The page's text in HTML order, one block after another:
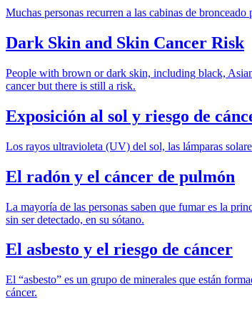
Muchas personas recurren a las cabinas de
Dark Skin and Skin Cancer Risk
People with brown or dark skin, including black,
cancer but there is still a risk.
Exposición al sol y riesgo de
Los rayos ultravioleta (UV) del sol, las lámparas
El radón y el cáncer de pulmón
La mayoría de las personas saben que fumar es la
sin ser detectado, en su sótano.
El asbesto y el riesgo de cáncer
El “asbesto” es un grupo de minerales que están
cáncer.